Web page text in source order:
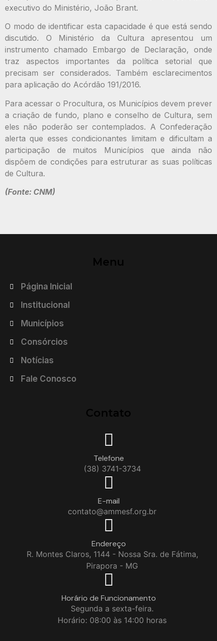
executivo do Ministério, João Brant.
O modo de identificar esta capacidade é que está sendo
discutido. O Ministério da Cultura apresentou um
instrumento chamado Embargo de Declaração, onde
traz aspectos importantes da política setorial que
precisam ser considerados. Também esclarecimentos
para aplicação do Acórdão 191/2016.
Para acessar o Procultura, os Municípios devem prever
a criação de fundo, plano e conselho de Cultura, sem
eles não poderão ser contemplados. A Confederação
alerta que esses condicionantes limitam e dificultam a
participação de muitos Municípios que ainda não
dispõem de condições para estruturar as suas políticas
de Cultura.
(Fonte: CNM)
Menu
Página Inicial
Institucional
Municípios
Consórcios
Notícias
Fale Conosco
Contato
Telefone
(38) 3741-3734
E-mail
contato@ammesf.org.br
Endereço
R. Montes Claros, 1144 - Nossa Sra. de Fátima,
Pirapora - MG
Horário de Funcionamento
Segunda a sexta-feira.
Horário: 08:00 às 14:00 horas